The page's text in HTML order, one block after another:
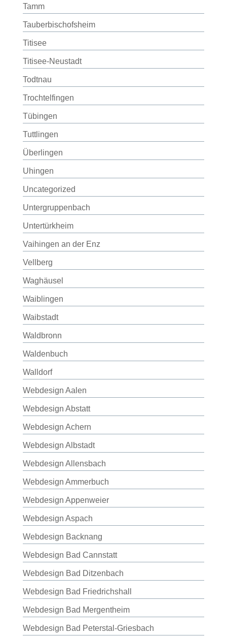
Tamm
Tauberbischofsheim
Titisee
Titisee-Neustadt
Todtnau
Trochtelfingen
Tübingen
Tuttlingen
Überlingen
Uhingen
Uncategorized
Untergruppenbach
Untertürkheim
Vaihingen an der Enz
Vellberg
Waghäusel
Waiblingen
Waibstadt
Waldbronn
Waldenbuch
Walldorf
Webdesign Aalen
Webdesign Abstatt
Webdesign Achern
Webdesign Albstadt
Webdesign Allensbach
Webdesign Ammerbuch
Webdesign Appenweier
Webdesign Aspach
Webdesign Backnang
Webdesign Bad Cannstatt
Webdesign Bad Ditzenbach
Webdesign Bad Friedrichshall
Webdesign Bad Mergentheim
Webdesign Bad Peterstal-Griesbach